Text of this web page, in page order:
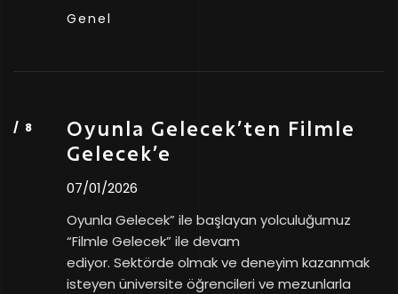
Genel
Oyunla Gelecek’ten Filmle
Gelecek’e
07/01/2026
Oyunla Gelecek” ile başlayan yolculuğumuz
“Filmle Gelecek” ile devam
ediyor. Sektörde olmak ve deneyim kazanmak
isteyen üniversite öğrencileri ve mezunlarla